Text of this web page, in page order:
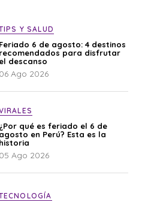
Y SALUD
Feriado 6 de agosto: 4 destinos
recomendados para disfrutar
el descanso
06 Ago 2026
¿Por qué es feriado el 6 de
agosto en Perú? Esta es la
historia
05 Ago 2026